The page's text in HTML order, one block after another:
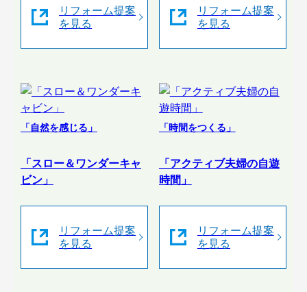
リフォーム提案
を見る
リフォーム提案
を見る
「自然を感じる」
「スロー＆ワンダーキャ
ビン」
リフォーム提案
を見る
「時間をつくる」
「アクティブ夫婦の自遊
時間」
リフォーム提案
を見る